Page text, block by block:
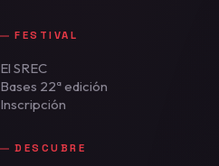
FESTIVAL
El SREC
Bases 22ª edición
Inscripción
DESCUBRE